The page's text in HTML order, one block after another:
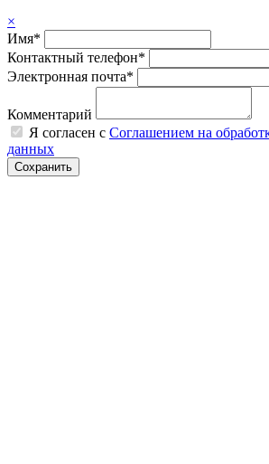
×
Имя*
Контактный телефон*
Электронная почта*
Комментарий
Я согласен с Соглашением на
данных